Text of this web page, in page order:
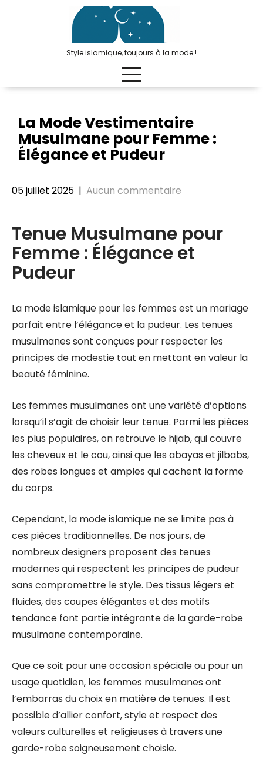
Style islamique, toujours à la mode !
La Mode Vestimentaire
Musulmane pour Femme :
Élégance et Pudeur
05 juillet 2025 | Aucun commentaire
Tenue Musulmane pour
Femme : Élégance et
Pudeur
La mode islamique pour les femmes est un mariage
parfait entre l’élégance et la pudeur. Les tenues
musulmanes sont conçues pour respecter les
principes de modestie tout en mettant en valeur la
beauté féminine.
Les femmes musulmanes ont une variété d’options
lorsqu’il s’agit de choisir leur tenue. Parmi les pièces
les plus populaires, on retrouve le hijab, qui couvre
les cheveux et le cou, ainsi que les abayas et jilbabs,
des robes longues et amples qui cachent la forme
du corps.
Cependant, la mode islamique ne se limite pas à
ces pièces traditionnelles. De nos jours, de
nombreux designers proposent des tenues
modernes qui respectent les principes de pudeur
sans compromettre le style. Des tissus légers et
fluides, des coupes élégantes et des motifs
tendance font partie intégrante de la garde-robe
musulmane contemporaine.
Que ce soit pour une occasion spéciale ou pour un
usage quotidien, les femmes musulmanes ont
l’embarras du choix en matière de tenues. Il est
possible d’allier confort, style et respect des
valeurs culturelles et religieuses à travers une
garde-robe soigneusement choisie.